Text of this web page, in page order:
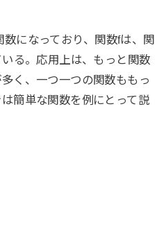
になっており、関数fは、関
る。応用上は、もっと関数
く、一つ一つの関数ももっ
簡単な関数を例にとって説